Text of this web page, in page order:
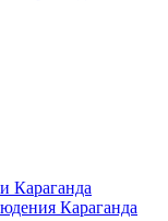
Караганда
Караганда